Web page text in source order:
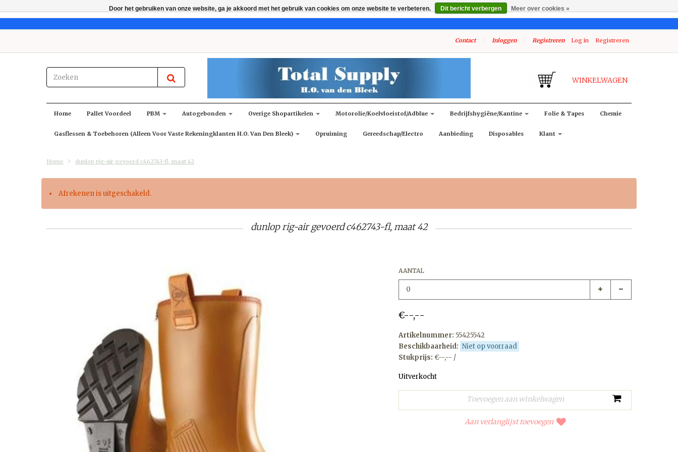
Contact Inloggen Registreren Log in Registreren
WINKELWAGEN
Home Pallet Voordeel PBM Autogebonden Overige Shopartikelen Motorolie/koelvloeistof/adblue Bedrijfshygiëne/kantine Folie & Tapes Chemie
Gasflessen & Toebehoren (alleen Voor Vaste Rekeningklanten H.O. Van Den Bleek) Opruiming Gereedschap/Electro Aanbieding Disposables Klant
Home dunlop rig-air gevoerd c462743-fl, maat 42
Afrekenen is uitgeschakeld.
dunlop rig-air gevoerd c462743-fl, maat 42
AANTAL
€--,--
Artikelnummer: 55425542
Beschikbaarheid: Niet op voorraad
Stukprijs: €--,-- /
Uitverkocht
Aan verlanglijst toevoegen
Door het gebruiken van onze website, ga je akkoord met het gebruik van cookies om onze website te verbeteren. Dit bericht verbergen Meer over cookies »